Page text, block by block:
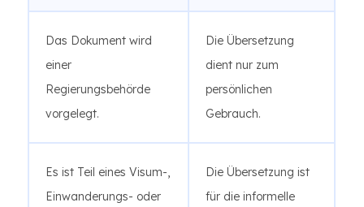
Das Dokument wird
einer
Regierungsbehörde
vorgelegt.
Die Übersetzung
dient nur zum
persönlichen
Gebrauch.
Es ist Teil eines Visum-,
Einwanderungs- oder
Die Übersetzung ist
für die informelle